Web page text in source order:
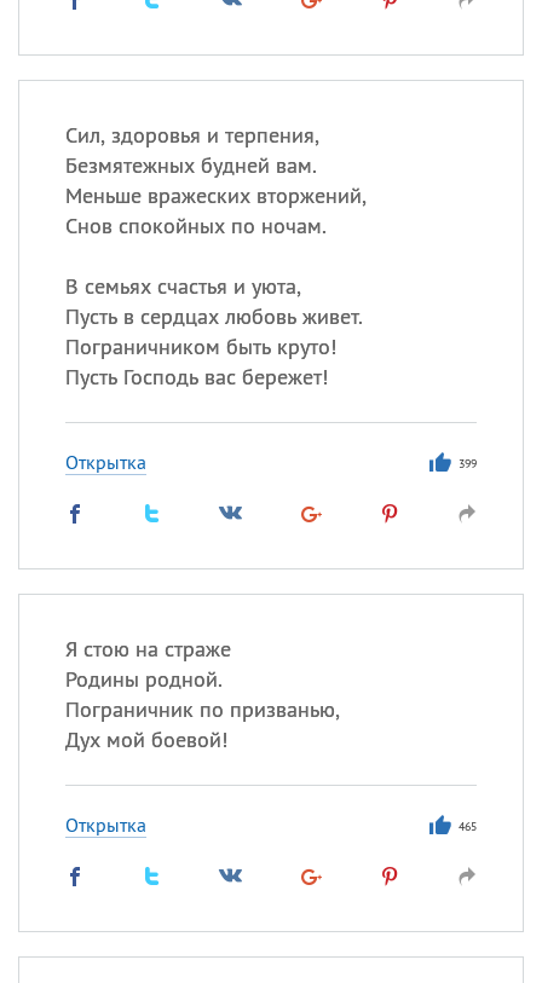
Сил, здоровья и терпения,
Безмятежных будней вам.
Меньше вражеских вторжений,
Снов спокойных по ночам.
В семьях счастья и уюта,
Пусть в сердцах любовь живет.
Пограничником быть круто!
Пусть Господь вас бережет!
Открытка 399
Я стою на страже
Родины родной.
Пограничник по призванью,
Дух мой боевой!
Открытка 465